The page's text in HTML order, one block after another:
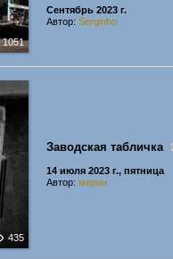
1051
Сентябрь 2023 г.
Автор: Serginho
435
Заводская табличка
14 июля 2023 г., пятница
Автор: мерин